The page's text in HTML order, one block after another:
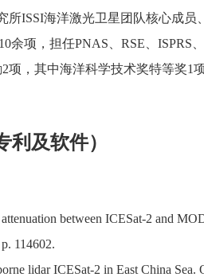
ISSI海洋激光卫星团队核心成
项，担任PNAS、RSE、ISPRS
，其中海洋科学技术奖特等奖1项
及软件）
between ICESat-2 and
114602.
lidar ICESat-2 in East China Sea.